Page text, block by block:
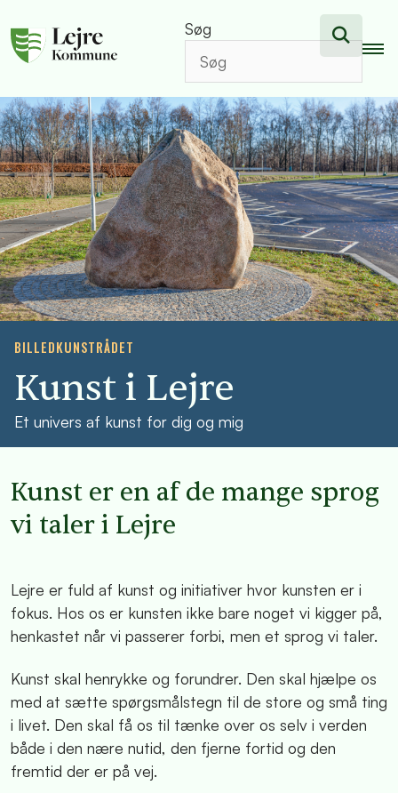
Søg
BILLEDKUNSTRÅDET
Kunst i Lejre
Et univers af kunst for dig og mig
Kunst er en af de mange sprog
vi taler i Lejre
Lejre er fuld af kunst og initiativer hvor kunsten er i
fokus. Hos os er kunsten ikke bare noget vi kigger på,
henkastet når vi passerer forbi, men et sprog vi taler.
Kunst skal henrykke og forundrer. Den skal hjælpe os
med at sætte spørgsmålstegn til de store og små ting
i livet. Den skal få os til tænke over os selv i verden
både i den nære nutid, den fjerne fortid og den
fremtid der er på vej.